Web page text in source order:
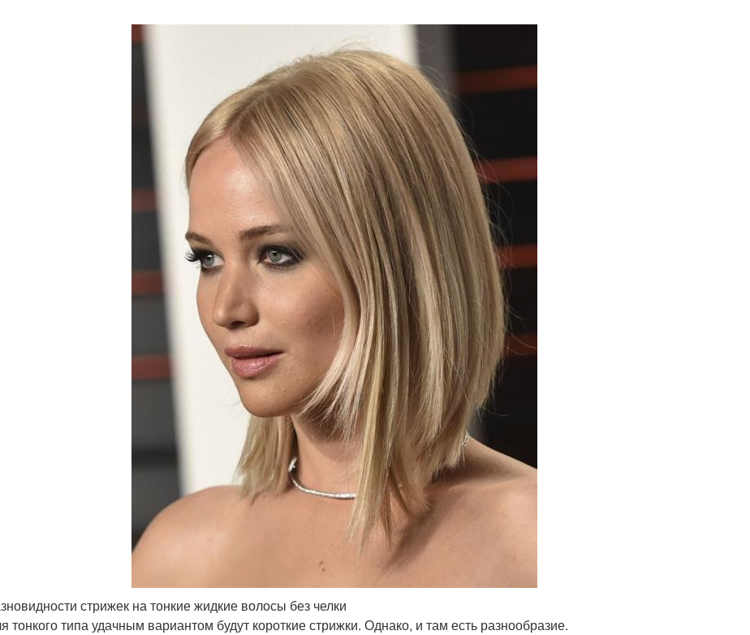
стрижек на тонкие жидкие волосы без челки
тонкого типа удачным вариантом будут короткие стрижки. Однако, и там есть разнообразие.